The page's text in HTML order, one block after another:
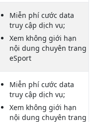
Miễn phí cước data
truy cập dịch vụ;
Xem không giới hạn
nội dung chuyên trang
eSport
Miễn phí cước data
truy cập dịch vụ;
Xem không giới hạn
nội dung chuyên trang